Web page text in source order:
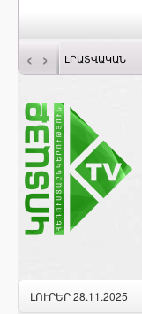
‹ › ԼՐԱՏՎԱԿԱՆ
ԼՈՒՐԵՐ 28.11.2025